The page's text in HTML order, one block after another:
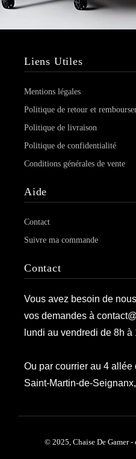
Liens Utiles
Mentions légales
Politique de retour et
Politique de livraison
Politique de confidentialité
Conditions générales de vente
Aide
Contact
Suivre ma commande
Contact
Vous avez besoin de
vos demandes à
lundi au vendredi de 8h à
Ou par courrier au 4 allée
Saint-Martin-de-
© 2025, Chaise De Gamer -